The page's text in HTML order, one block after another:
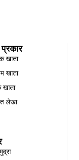
खाता
खाता
खाता
लेखा